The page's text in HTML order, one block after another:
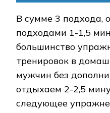
В сумме 3 подхода,
подходами 1-1,5
большинство
тренировок в
мужчин без
отдыхаем 2-2,5
следующее